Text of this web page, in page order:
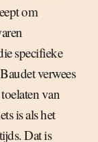
om
specifieke
verwees
van
is als het
Dat is